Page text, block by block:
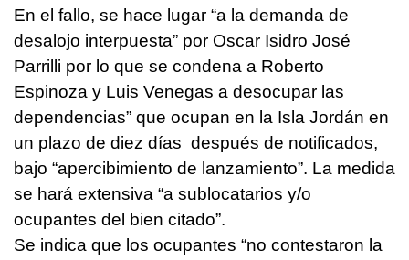
En el fallo, se hace lugar “a la demanda de
desalojo interpuesta” por Oscar Isidro José
Parrilli por lo que se condena a Roberto
Espinoza y Luis Venegas a desocupar las
dependencias” que ocupan en la Isla Jordán en
un plazo de diez días después de notificados,
bajo “apercibimiento de lanzamiento”. La medida
se hará extensiva “a sublocatarios y/o
ocupantes del bien citado”.
Se indica que los ocupantes “no contestaron la